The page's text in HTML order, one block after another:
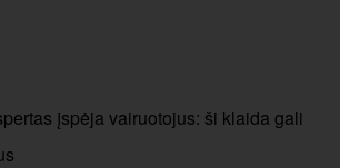
įspėja vairuotojus: ši klaida gali